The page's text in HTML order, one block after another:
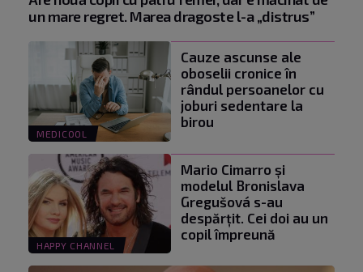
un mare regret. Marea dragoste l-a „distrus”
MEDICOOL
Cauze ascunse ale
oboselii cronice în
rândul persoanelor cu
joburi sedentare la
birou
HAPPY CHANNEL
Mario Cimarro și
modelul Bronislava
Gregušová s-au
despărțit. Cei doi au un
copil împreună